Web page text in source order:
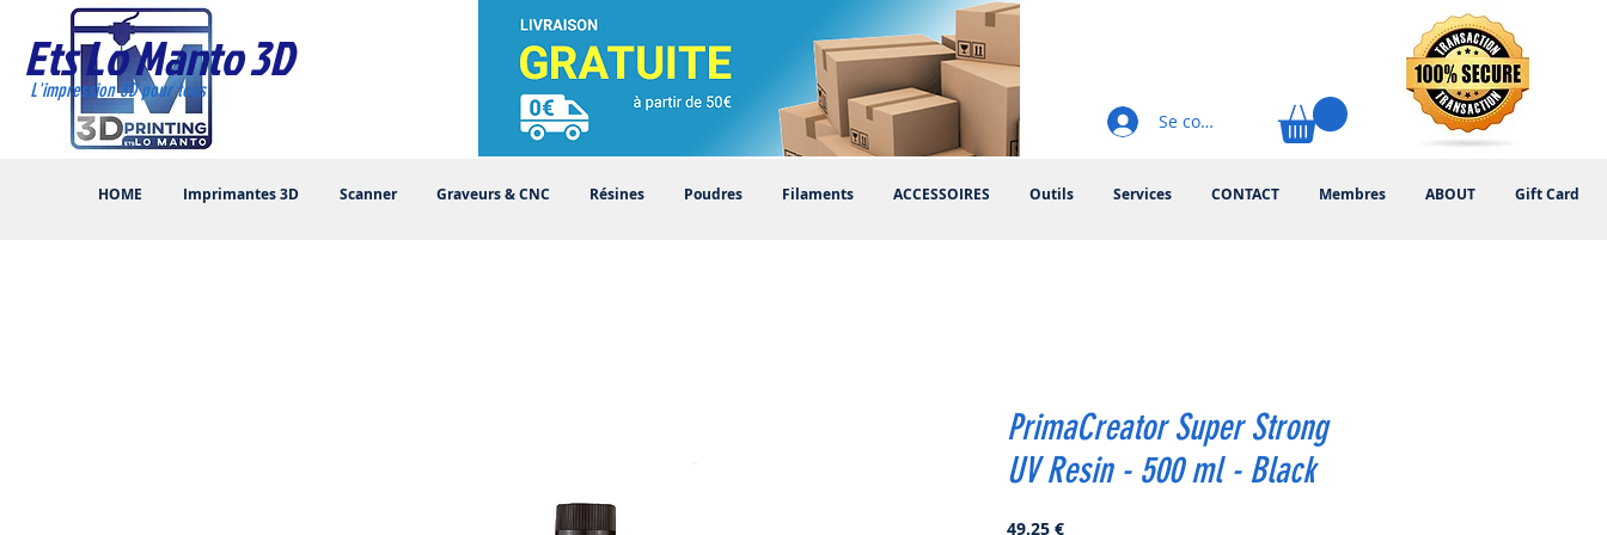
Ets Lo Manto 3D
HOME Imprimantes 3D Scanner Graveurs & CNC Résines Poudres Filaments ACCESSOIRES Outils Services CONTACT Membres ABOUT Gift Card
L'impression 3D pour tous
Se connecter
PrimaCreator Super Strong
UV Resin - 500 ml - Black
49,25 €Prix